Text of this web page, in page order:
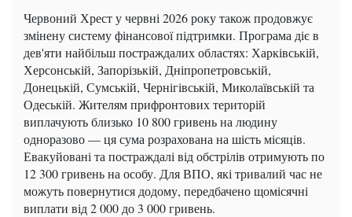
Червоний Хрест у червні 2026 року також продовжує
змінену систему фінансової підтримки. Програма діє в
дев'яти найбільш постраждалих областях: Харківській,
Херсонській, Запорізькій, Дніпропетровській,
Донецькій, Сумській, Чернігівській, Миколаївській та
Одеській. Жителям прифронтових територій
виплачують близько 10 800 гривень на людину
одноразово — ця сума розрахована на шість місяців.
Евакуйовані та постраждалі від обстрілів отримують по
12 300 гривень на особу. Для ВПО, які тривалий час не
можуть повернутися додому, передбачено щомісячні
виплати від 2 000 до 3 000 гривень.